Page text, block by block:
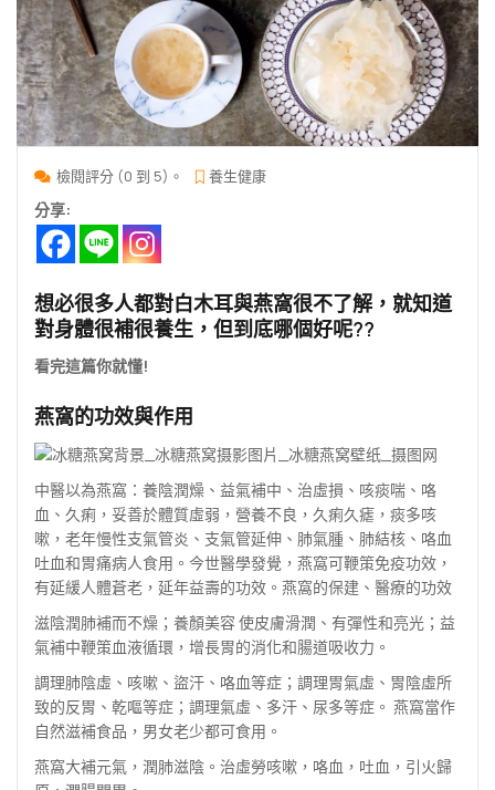
檢閱評分 (0 到 5)。 養生健康
分享:
想必很多人都對白木耳與燕窩很不了解，就知道
對身體很補很養生，但到底哪個好呢??
看完這篇你就懂!
燕窩的功效與作用
中醫以為燕窩：養陰潤燥、益氣補中、治虛損、咳痰喘、咯
血、久痢，妥善於體質虛弱，營養不良，久痢久瘧，痰多咳
嗽，老年慢性支氣管炎、支氣管延伸、肺氣腫、肺結核、咯血
吐血和胃痛病人食用。今世醫學發覺，燕窩可鞭策免疫功效，
有延緩人體蒼老，延年益壽的功效。燕窩的保建、醫療的功效
滋陰潤肺補而不燥；養顏美容 使皮膚滑潤、有彈性和亮光；益
氣補中鞭策血液循環，增長胃的消化和腸道吸收力。
調理肺陰虛、咳嗽、盜汗、咯血等症；調理胃氣虛、胃陰虛所
致的反胃、乾嘔等症；調理氣虛、多汗、尿多等症。 燕窩當作
自然滋補食品，男女老少都可食用。
燕窩大補元氣，潤肺滋陰。治虛勞咳嗽，咯血，吐血，引火歸